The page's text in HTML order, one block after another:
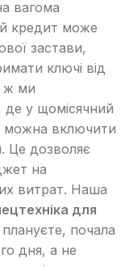
вагома
кредит може
застави,
ключі від
ж ми
де у щомісячний
можна включити
Це дозволяє
на
витрат. Наша
для
почала
дня, а не